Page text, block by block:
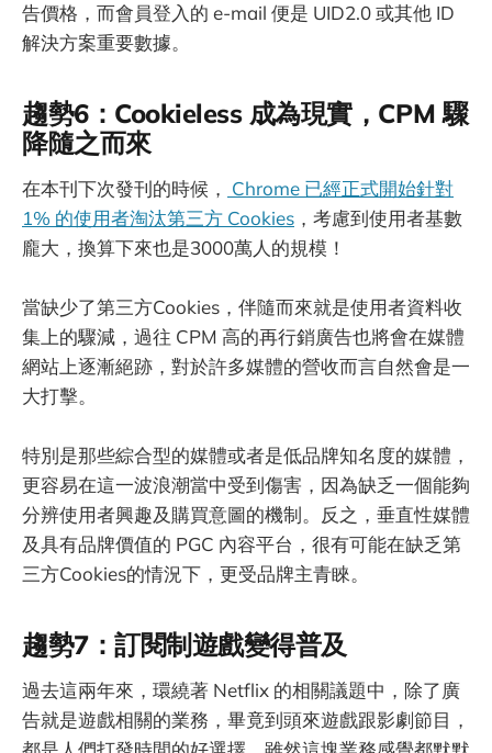
告價格，而會員登入的 e-mail 便是 UID2.0 或其他 ID
解決方案重要數據。
趨勢6：Cookieless 成為現實，CPM 驟
降隨之而來
在本刊下次發刊的時候， Chrome 已經正式開始針對
1% 的使用者淘汰第三方 Cookies ，考慮到使用者基數
龐大，換算下來也是3000萬人的規模！
當缺少了第三方Cookies，伴隨而來就是使用者資料收
集上的驟減，過往 CPM 高的再行銷廣告也將會在媒體
網站上逐漸絕跡，對於許多媒體的營收而言自然會是一
大打擊。
特別是那些綜合型的媒體或者是低品牌知名度的媒體，
更容易在這一波浪潮當中受到傷害，因為缺乏一個能夠
分辨使用者興趣及購買意圖的機制。反之，垂直性媒體
及具有品牌價值的 PGC 內容平台，很有可能在缺乏第
三方Cookies的情況下，更受品牌主青睞。
趨勢7：訂閱制遊戲變得普及
過去這兩年來，環繞著 Netflix 的相關議題中，除了廣
告就是遊戲相關的業務，畢竟到頭來遊戲跟影劇節目，